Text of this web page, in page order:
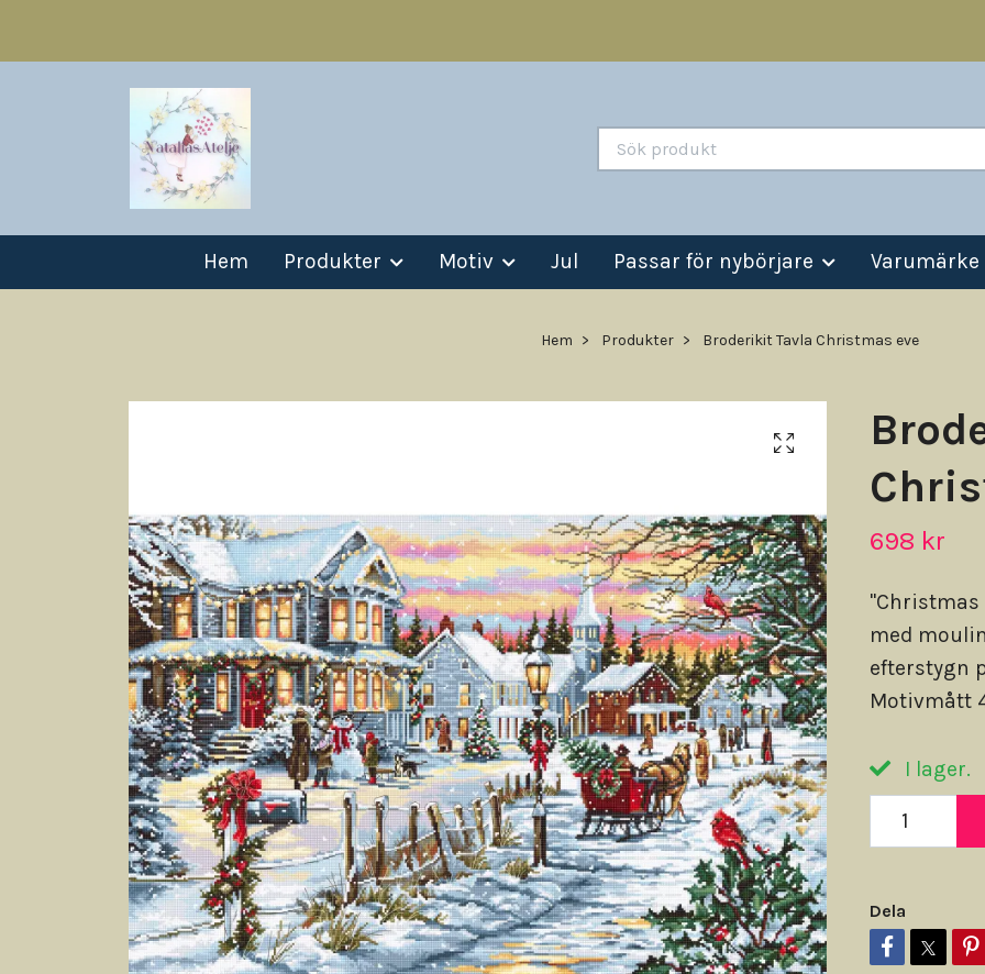
Hem Produkter Motiv Jul Passar för nybörjare Varumärke
Hem Produkter Broderikit Tavla Christmas eve
698 kr
"Christmas
med
efterstygn
Motivmått
I lager.
Dela